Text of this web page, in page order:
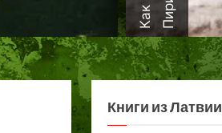
Книги из Латвии